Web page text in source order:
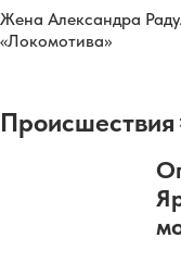
Жена Александра
«Локомотива»
Происшествия